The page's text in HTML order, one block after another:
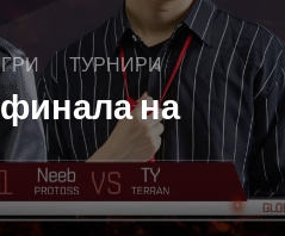
ТУРНИРИ
финала на